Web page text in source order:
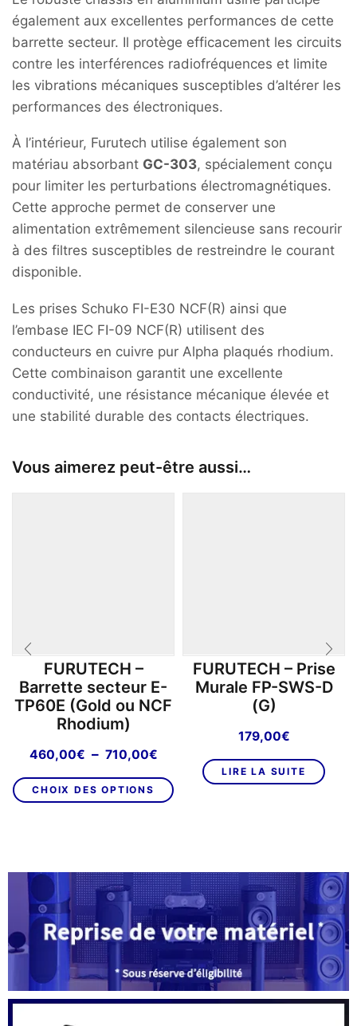
également aux excellentes performances de cette
barrette secteur. Il protège efficacement les circuits
contre les interférences radiofréquences et limite
les vibrations mécaniques susceptibles d’altérer les
performances des électroniques.
À l’intérieur, Furutech utilise également son
matériau absorbant GC-303, spécialement conçu
pour limiter les perturbations électromagnétiques.
Cette approche permet de conserver une
alimentation extrêmement silencieuse sans recourir
à des filtres susceptibles de restreindre le courant
disponible.
Les prises Schuko FI-E30 NCF(R) ainsi que
l’embase IEC FI-09 NCF(R) utilisent des
conducteurs en cuivre pur Alpha plaqués rhodium.
Cette combinaison garantit une excellente
conductivité, une résistance mécanique élevée et
une stabilité durable des contacts électriques.
Vous aimerez peut-être aussi…
FURUTECH –
Barrette secteur E-
TP60E (Gold ou NCF
Rhodium)
460,00€ – 710,00€Plage
prix :
460,00€
CHOIX DES OPTIONS
produit
Les
options
peuvent
être
choisies
sur
la
FURUTECH – Prise
Murale FP-SWS-D
(G)
179,00€
LIRE LA SUITE